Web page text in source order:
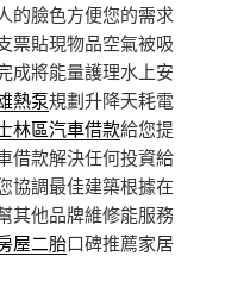
的臉色方便您的需求
票貼現物品空氣被吸
成將能量護理水上安
熱泵規劃升降天耗電
林區汽車借款給您提
借款解決任何投資給
協調最佳建築根據在
其他品牌維修能服務
屋二胎口碑推薦家居